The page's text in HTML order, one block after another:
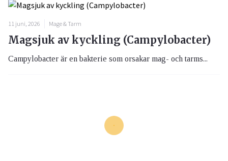
11 juni, 2026 Mage & Tarm
Magsjuk av kyckling (Campylobacter)
Campylobacter är en bakterie som orsakar mag- och tarms...